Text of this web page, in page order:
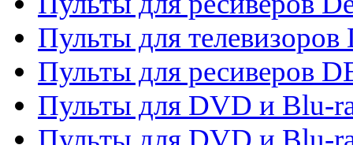
Пульты для телевизоров
Пульты для ресиверов
Пульты для DVD и Blu-